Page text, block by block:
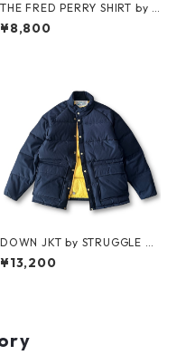
THE FRED PERRY SHIRT by F
RED PERRY
¥8,800
DOWN JKT by STRUGGLE G
EAR
¥13,200